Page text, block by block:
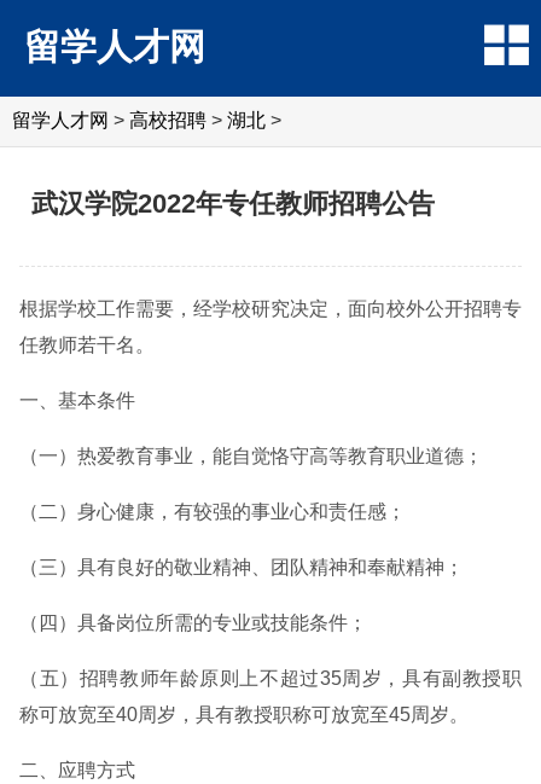
留学人才网
留学人才网 > 高校招聘 > 湖北 >
武汉学院2022年专任教师招聘公告
根据学校工作需要，经学校研究决定，面向校外公开招聘专
任教师若干名。
一、基本条件
（一）热爱教育事业，能自觉恪守高等教育职业道德；
（二）身心健康，有较强的事业心和责任感；
（三）具有良好的敬业精神、团队精神和奉献精神；
（四）具备岗位所需的专业或技能条件；
（五）招聘教师年龄原则上不超过35周岁，具有副教授职
称可放宽至40周岁，具有教授职称可放宽至45周岁。
二、应聘方式